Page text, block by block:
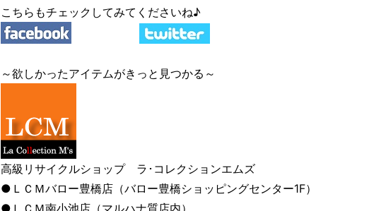
こちらもチェックしてみてくださいね♪
～欲しかったアイテムがきっと見つかる～
高級リサイクルショップ ラ･コレクションエムズ
●ＬＣＭバロー豊橋店（バロー豊橋ショッピングセンター1F）
●ＬＣＭ南小池店（マルハナ質店内）